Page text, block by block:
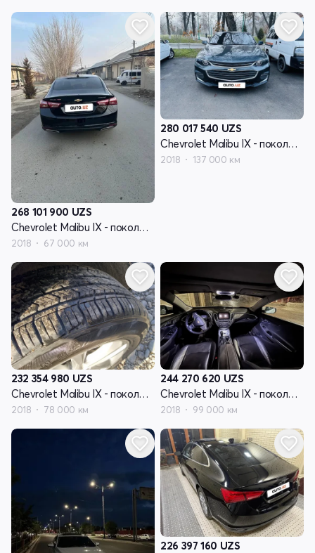
268 101 900 UZS
Chevrolet Malibu IX - поколение
2018 67 000 км
280 017 540 UZS
Chevrolet Malibu IX - поколение
2018 137 000 км
232 354 980 UZS
Chevrolet Malibu IX - поколение
2018 78 000 км
244 270 620 UZS
Chevrolet Malibu IX - поколение
2018 99 000 км
226 397 160 UZS